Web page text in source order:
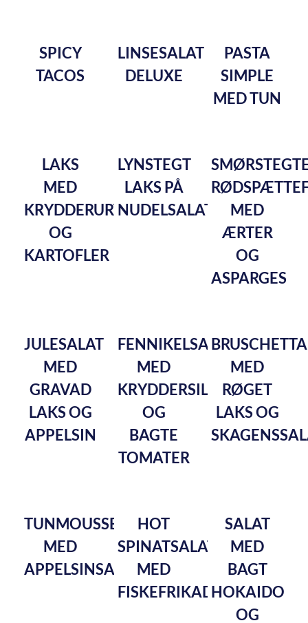
SPICY
TACOS
LINSESALAT
DELUXE
PASTA
SIMPLE
MED TUN
LAKS
MED
KRYDDERURTER
OG
KARTOFLER
LYNSTEGT
LAKS PÅ
NUDELSALAT
MED
ÆRTER
OG
ASPARGES
JULESALAT
MED
GRAVAD
LAKS OG
APPELSIN
FENNIKELSALAT
MED
KRYDDERSILD
OG
BAGTE
TOMATER
BRUSCHETTA
MED
RØGET
LAKS OG
TUNMOUSSE
MED
APPELSINSALAT
HOT
SPINATSALAT
MED
FISKEFRIKADELLER
SALAT
MED
BAGT
HOKAIDO
OG